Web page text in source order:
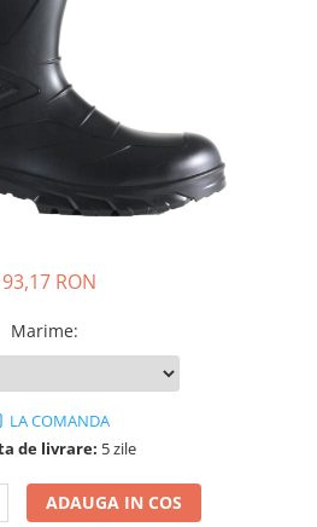
|
93,17 RON
Marime:
LA COMANDA
de livrare: 5 zile
ADAUGA IN COS